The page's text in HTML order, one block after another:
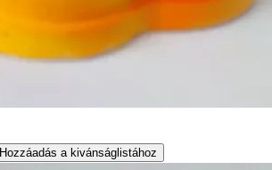
Hozzáadás a kivánságlistához